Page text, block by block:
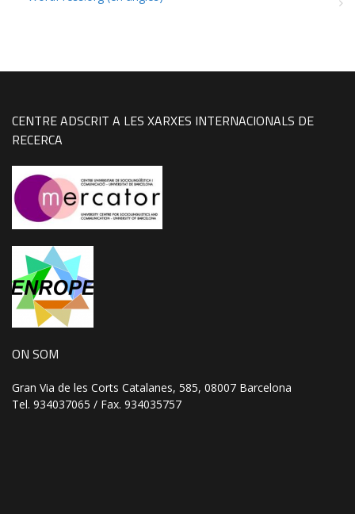
CENTRE ADSCRIT A LES XARXES INTERNACIONALS DE
RECERCA
ON SOM
Gran Via de les Corts Catalanes, 585, 08007 Barcelona
Tel. 934037065 / Fax. 934035757